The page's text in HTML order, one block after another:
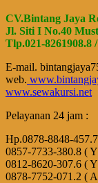
CV.Bintang Jaya
Jl. Siti I No.40
Tlp.021-8261908.8
E-mail.
web.
www.sewakursi.net
Pelayanan 24 jam :
Hp.0878-8848-
0857-7733-380.8 (
0812-8620-307.6 (
0878-7752-071.2 (